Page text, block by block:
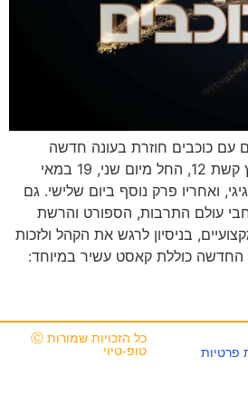
עם כוכבים חוזרת בעונה חדשה
ומסקרנת שתשודר בערוץ קשת 12, החל מיום שני, 19 במאי
ואחריו פרק נוסף ביום שלישי. גם
עולם התרבות, הספורט והרשת
בניסיון לרגש את הקהל ולזכות
כוללת קאסט עשיר במיוחד:
פרטיות
כל הזכויות שמורות Ⓒ
טופ-טיוי